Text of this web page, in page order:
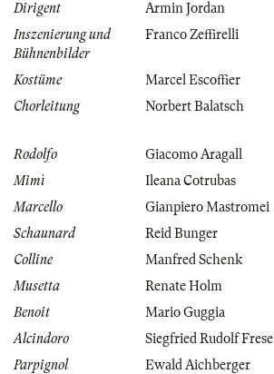
Dirigent
Armin Jordan
Inszenierung und
Bühnenbilder
Franco Zeffirelli
Kostüme
Marcel Escoffier
Chorleitung
Norbert Balatsch
Rodolfo
Giacomo Aragall
Mimì
Ileana Cotrubas
Marcello
Gianpiero Mastromei
Schaunard
Reid Bunger
Colline
Manfred Schenk
Musetta
Renate Holm
Benoit
Mario Guggia
Alcindoro
Siegfried Rudolf Frese
Parpignol
Ewald Aichberger